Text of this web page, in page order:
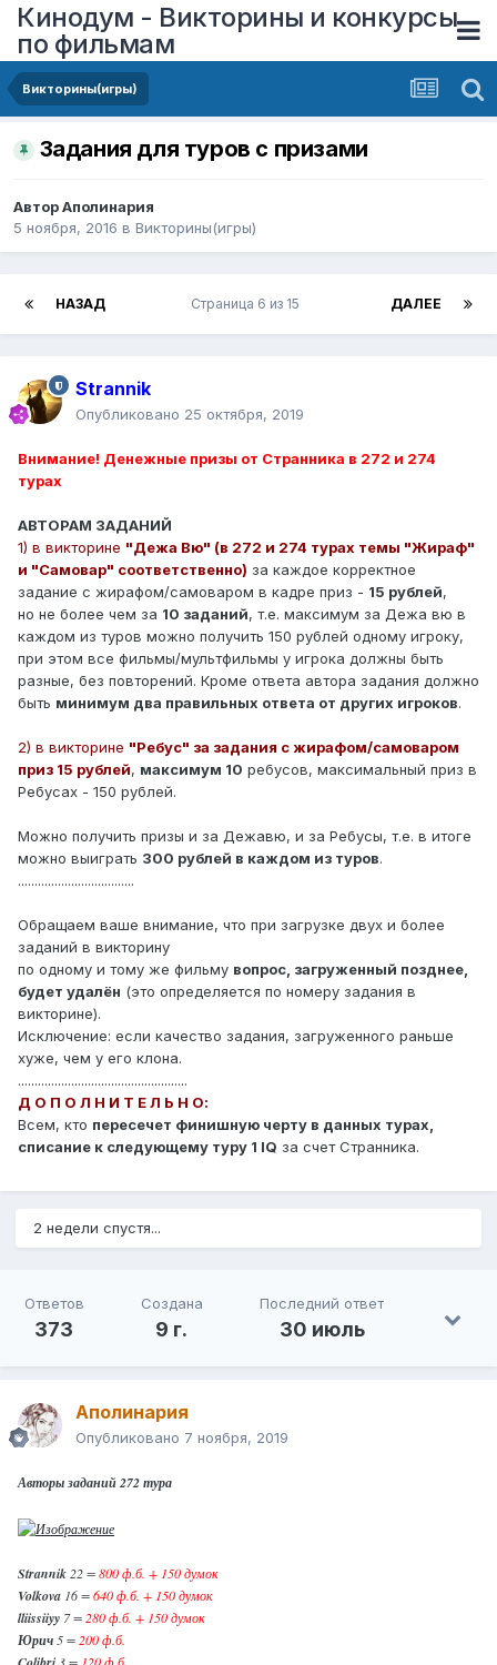
Кинодум - Викторины и конкурсы
по фильмам
Викторины(игры)
Задания для туров с призами
АвторАполинария
5 ноября, 2016 в Викторины(игры)
НАЗАД ДАЛЕЕ
Страница 6 из 15
Strannik
Опубликовано 25 октября, 2019
Внимание! Денежные призы от Странника в 272 и 274
турах
АВТОРАМ ЗАДАНИЙ
1) в викторине "Дежа Вю" (в 272 и 274 турах темы "Жираф"
и "Самовар" соответственно) за каждое корректное
задание с жирафом/самоваром в кадре приз - 15 рублей,
но не более чем за 10 заданий, т.е. максимум за Дежа вю в
каждом из туров можно получить 150 рублей одному игроку,
при этом все фильмы/мультфильмы у игрока должны быть
разные, без повторений. Кроме ответа автора задания должно
быть минимум два правильных ответа от других игроков.
2) в викторине "Ребус" за задания с жирафом/самоваром
приз 15 рублей, максимум 10 ребусов, максимальный приз в
Ребусах - 150 рублей.
Можно получить призы и за Дежавю, и за Ребусы, т.е. в итоге
можно выиграть 300 рублей в каждом из туров.
...................................
Обращаем ваше внимание, что при загрузке двух и более
заданий в викторину
по одному и тому же фильму вопрос, загруженный позднее,
будет удалён (это определяется по номеру задания в
викторине).
Исключение: если качество задания, загруженного раньше
хуже, чем у его клона.
...................................................
Д О П О Л Н И Т Е Л Ь Н О:
Всем, кто пересечет финишную черту в данных турах,
списание к следующему туру 1 IQ за счет Странника.
2 недели спустя...
Ответов
373
Создана
9 г.
Последний ответ
30 июль
Аполинария
Опубликовано 7 ноября, 2019
Авторы заданий 272 тура
Strannik22 =800 ф.б. + 150 думок
Volkova 16 =640 ф.б. + 150 думок
lliissiiyy 7 =280 ф.б. + 150 думок
Юрич5 =200 ф.б.